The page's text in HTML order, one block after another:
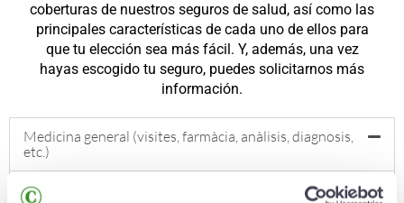
coberturas de nuestros seguros de salud, así como las
principales características de cada uno de ellos para
que tu elección sea más fácil. Y, además, una vez
hayas escogido tu seguro, puedes solicitarnos más
información.
Medicina general (visites, farmàcia, anàlisis, diagnosis,
etc.)
Centres concertats amb la CASS